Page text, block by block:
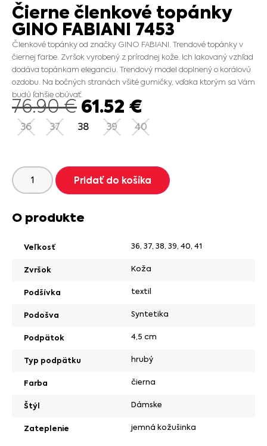
Čierne členkové topánky
GINO FABIANI 7453
Členkové topánky od značky GINO FABIANI. Trendové topánky v
čiernej farbe. Zvršok vyrobený z prírodnej kože. Ich lakovaný vzhľad
dodáva topánkam eleganciu. Trendový model doplnený o korálovú
ozdobu. Na bočných stranách všité gumičky, vďaka ktorým sa Vám
budú ľahšie obúvať.
76.90€ 61.52 €
36 37 38 39 40
Pridať do košíka
O produkte
Veľkosť 36, 37, 38, 39, 40, 41
Zvršok Koža
Podšívka textil
Podošva Syntetika
Podpätok 4,5 cm
Typ podpätku hrubý
Farba čierna
Štýl Dámske
Zateplenie jemná kožušinka